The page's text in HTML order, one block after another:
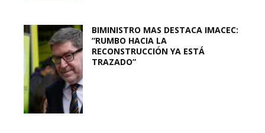
BIMINISTRO MAS DESTACA IMACEC:
“RUMBO HACIA LA
RECONSTRUCCIÓN YA ESTÁ
TRAZADO”